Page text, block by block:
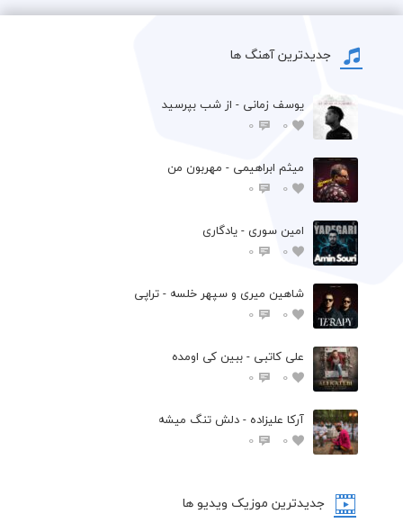
جدیدترین آهنگ ها
یوسف زمانی - از شب بپرسید
0
0
میثم ابراهیمی - مهربون من
0
0
امین سوری - یادگاری
0
0
شاهین میری و سپهر خلسه - تراپی
0
0
علی کاتبی - ببین کی اومده
0
0
آرکا علیزاده - دلش تنگ میشه
0
0
جدیدترین موزیک ویدیو ها